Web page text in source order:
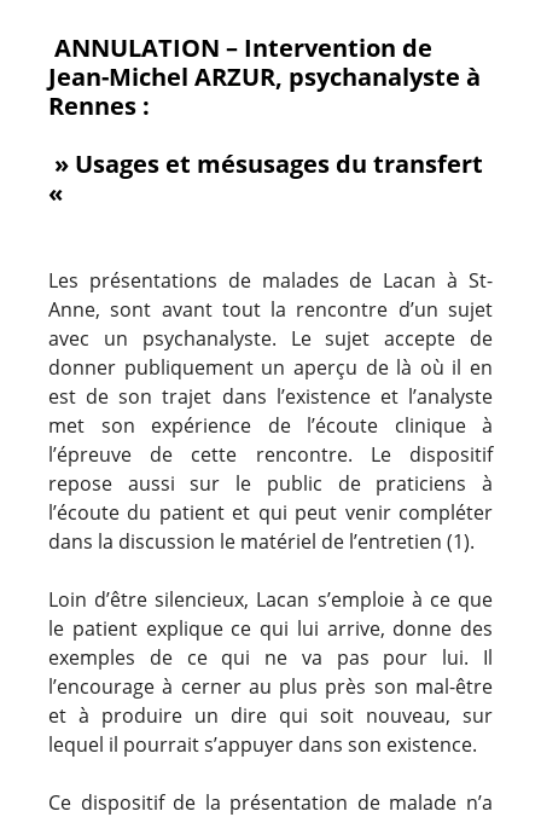
ANNULATION – Intervention de
Jean-Michel ARZUR, psychanalyste à
Rennes :
» Usages et mésusages du transfert
«
Les présentations de malades de Lacan à St-
Anne, sont avant tout la rencontre d’un sujet
avec un psychanalyste. Le sujet accepte de
donner publiquement un aperçu de là où il en
est de son trajet dans l’existence et l’analyste
met son expérience de l’écoute clinique à
l’épreuve de cette rencontre. Le dispositif
repose aussi sur le public de praticiens à
l’écoute du patient et qui peut venir compléter
dans la discussion le matériel de l’entretien (1).
Loin d’être silencieux, Lacan s’emploie à ce que
le patient explique ce qui lui arrive, donne des
exemples de ce qui ne va pas pour lui. Il
l’encourage à cerner au plus près son mal-être
et à produire un dire qui soit nouveau, sur
lequel il pourrait s’appuyer dans son existence.
Ce dispositif de la présentation de malade n’a